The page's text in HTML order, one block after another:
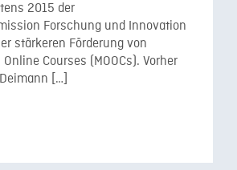
2015 der
Forschung und Innovation
stärkeren Förderung von
Courses (MOOCs). Vorher
[…]